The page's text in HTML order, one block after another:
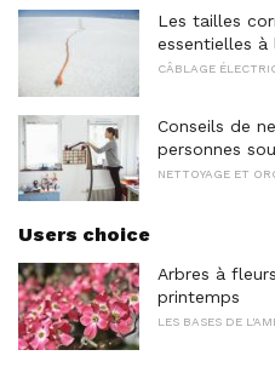
Les tailles
essentielles à
CÂBLAGE
Conseils de
personnes
NETTOYAGE ET
Users choice
Arbres à
printemps
LES BASES DE